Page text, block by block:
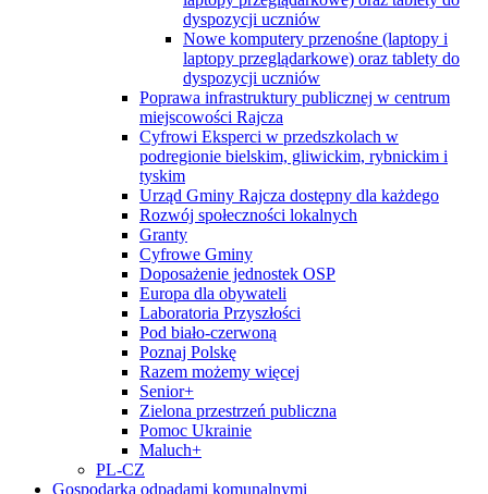
dyspozycji uczniów
Nowe komputery przenośne (laptopy i
laptopy przeglądarkowe) oraz tablety do
dyspozycji uczniów
Poprawa infrastruktury publicznej w centrum
miejscowości Rajcza
Cyfrowi Eksperci w przedszkolach w
podregionie bielskim, gliwickim, rybnickim i
tyskim
Urząd Gminy Rajcza dostępny dla każdego
Rozwój społeczności lokalnych
Granty
Cyfrowe Gminy
Doposażenie jednostek OSP
Europa dla obywateli
Laboratoria Przyszłości
Pod biało-czerwoną
Poznaj Polskę
Razem możemy więcej
Senior+
Zielona przestrzeń publiczna
Pomoc Ukrainie
Maluch+
PL-CZ
Gospodarka odpadami komunalnymi